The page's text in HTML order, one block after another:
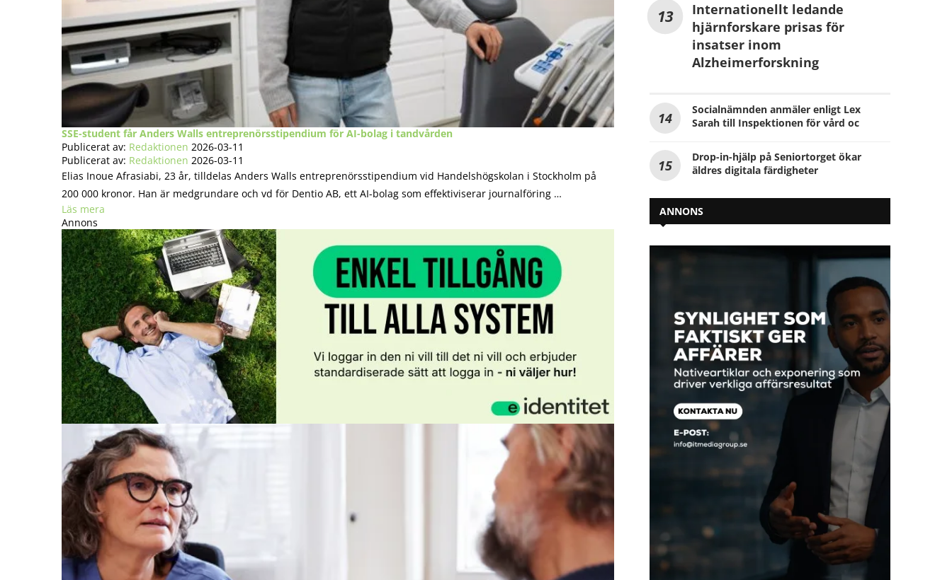
SSE-student får Anders Walls entreprenörsstipendium för AI-bolag i tandvården
Publicerat av: Redaktionen 2026-03-11
Publicerat av: Redaktionen 2026-03-11
Elias Inoue Afrasiabi, 23 år, tilldelas Anders Walls entreprenörsstipendium vid Handelshögskolan i Stockholm på
200 000 kronor. Han är medgrundare och vd för Dentio AB, ett AI-bolag som effektiviserar journalföring …
Läs mera
Annons
Internationellt ledande
hjärnforskare prisas för
insatser inom
Alzheimerforskning
Socialnämnden anmäler enligt Lex
Sarah till Inspektionen för vård oc
Drop-in-hjälp på Seniortorget ökar
äldres digitala färdigheter
ANNONS